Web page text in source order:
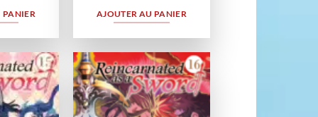
PANIER AJOUTER AU PANIER
Ajouter
à la
wishlist
Ajouter
à la
wishlist